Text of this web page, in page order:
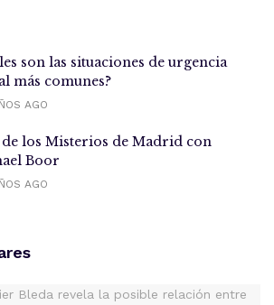
son las situaciones de urgencia
más comunes?
AGO
de los Misterios de Madrid con
Boor
AGO